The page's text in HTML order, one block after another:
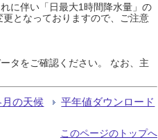
に伴い「日最大1時間降水量」の
となっておりますので、ご注意
タをご確認ください。 なお、主
の天候 平年値ダウンロード
このページのトップへ